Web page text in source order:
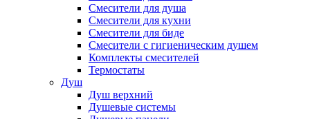
Смесители для душа
Смесители для кухни
Смесители для биде
Смесители с гигиеническим душем
Комплекты смесителей
Термостаты
Душ
Душ верхний
Душевые системы